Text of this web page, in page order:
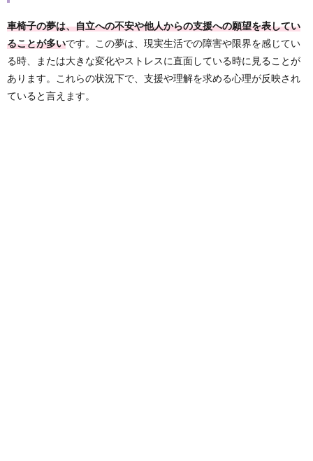
車椅子の夢は、自立への不安や他人からの支援への願望を表してい
ることが多いです。この夢は、現実生活での障害や限界を感じてい
る時、または大きな変化やストレスに直面している時に見ることが
あります。これらの状況下で、支援や理解を求める心理が反映され
ていると言えます。